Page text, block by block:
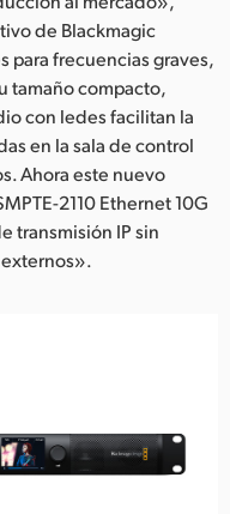
de Blackmagic
para frecuencias graves,
tamaño compacto,
con ledes facilitan la
en la sala de control
Ahora este nuevo
2110 Ethernet 10G
transmisión IP sin